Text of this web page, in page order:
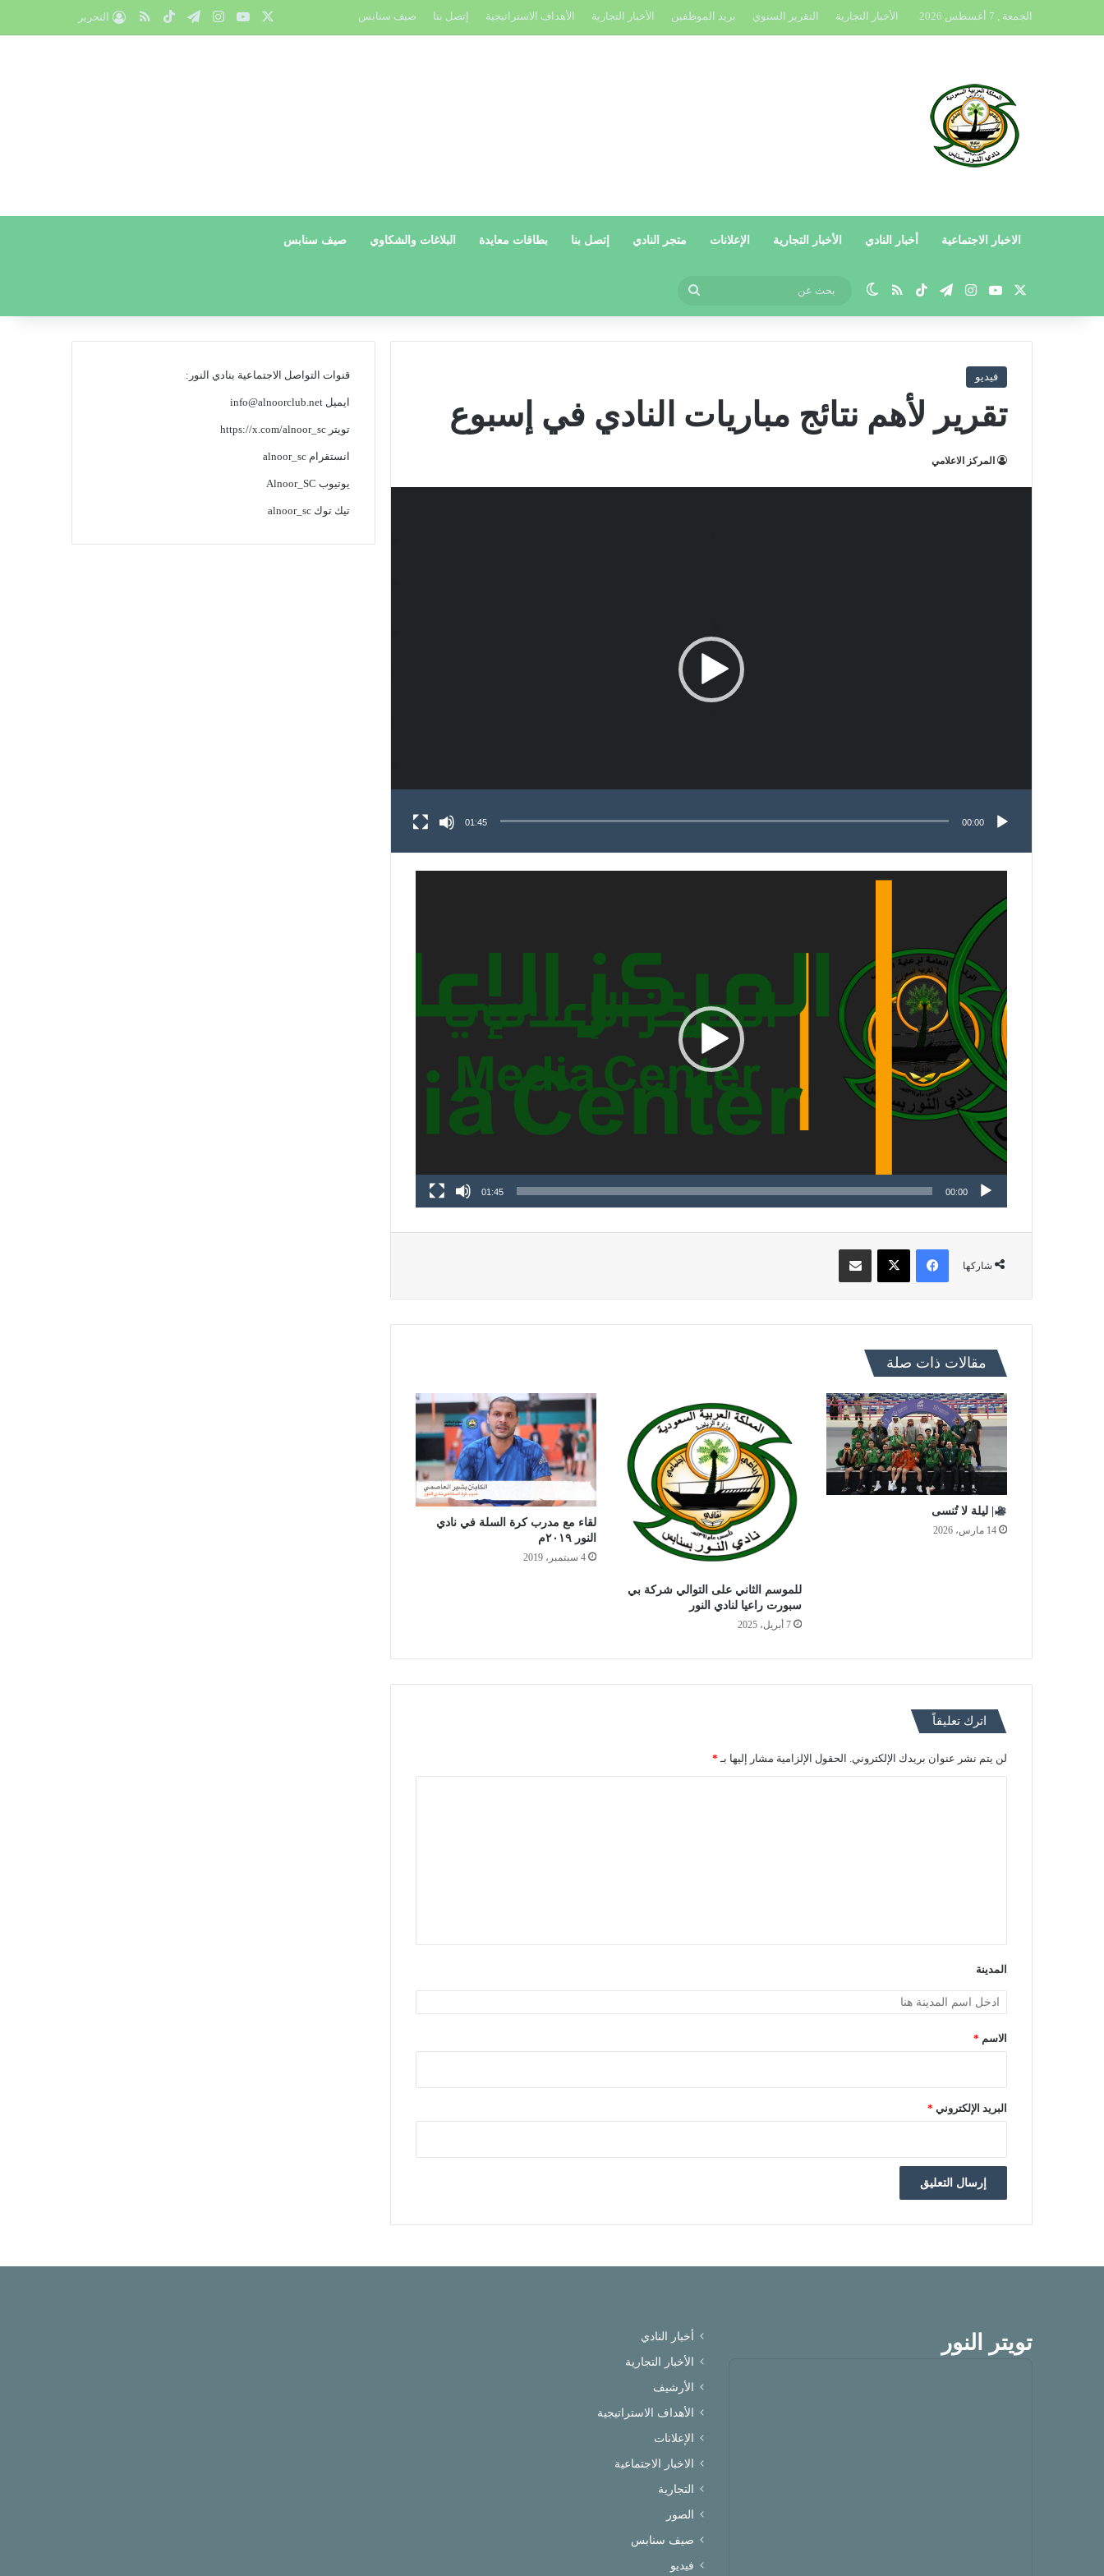
الجمعة , 7 أغسطس 2026 الأخبار التجارية التقرير السنوي بريد الموظفين الأخبار التجارية الأهداف الاستراتيجية إتصل بنا صيف سنابس يوتيوبانستقرام
تيلقرام‫TikTokملخص الموقع RSS
التحرير
الاخبار الاجتماعية أخبار النادي الأخبار التجارية الإعلانات متجر النادي إتصل بنا بطاقات معايدة البلاغات والشكاوي صيف سنابس
يوتيوبانستقرام
تيلقرام‫TikTokملخص الموقع RSS
الوضع المظلم
عن
فيديو
تقرير لأهم نتائج مباريات النادي في إسبوع
المركز الاعلامي
00:00
01:45
الفيديو
00:00
01:45
شاركها
فيسبوك X
مقالات ذات صلة
| ليلة لا تُنسى
14 مارس، 2026
للموسم الثاني على التوالي شركة بي
سبورت راعيا لنادي النور
7 أبريل، 2025
لقاء مع مدرب كرة السلة في نادي
النور ٢٠١٩م
4 سبتمبر، 2019
اترك تعليقاً
لن يتم نشر عنوان بريدك الإلكتروني. الحقول الإلزامية مشار إليها بـ *
المدينة
الاسم *
البريد الإلكتروني *
قنوات التواصل الاجتماعية بنادي النور:
ايميلinfo@alnoorclub.net
تويترhttps://x.com/alnoor_sc
انستقرامalnoor_sc
يوتيوب Alnoor_SC
تيك توكalnoor_sc
تويتر النور أخبار النادي
الأخبار التجارية
الأرشيف
الأهداف الاستراتيجية
الإعلانات
الاخبار الاجتماعية
التجارية
الصور
صيف سنابس
فيديو